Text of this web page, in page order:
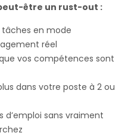
être un rust-out :
tâches en mode
réel
vos compétences sont
dans votre poste à 2 ou
d’emploi sans vraiment